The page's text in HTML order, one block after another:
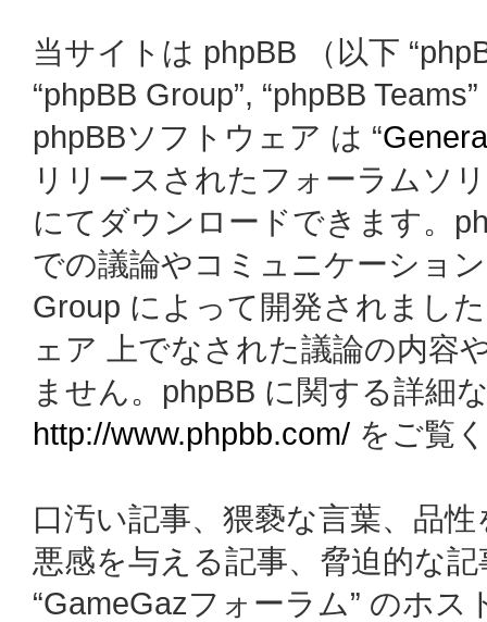
当サイトは phpBB （以下
“phpBB Group”, “phpBB
phpBBソフトウェア は “
リリースされたフォーラムソ
にてダウンロードできます。
での議論やコミュニケーショ
Group によって開発されまし
ェア 上でなされた議論の内容
ません。phpBB に関する詳細
http://www.phpbb.com/ をご覧
口汚い記事、猥褻な言葉、品
悪感を与える記事、脅迫的な
“GameGazフォーラム” のホ